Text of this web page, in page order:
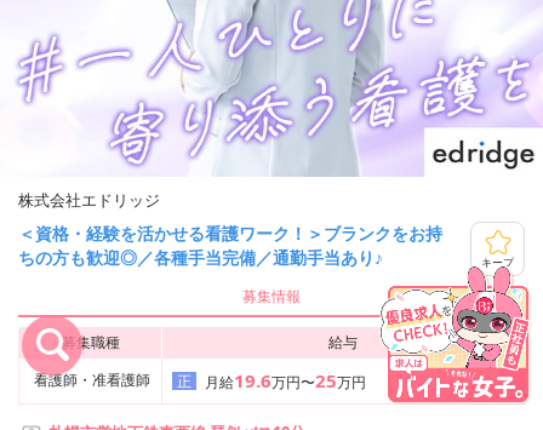
株式会社エドリッジ
＜資格・経験を活かせる看護ワーク！＞ブランクをお持
ちの方も歓迎◎／各種手当完備／通勤手当あり♪
キープ
募集情報
募集職種
給与
看護師・准看護師
正 月給19.6万円〜25万円